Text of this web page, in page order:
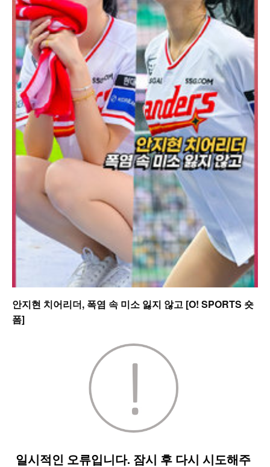
안지현 치어리더, 폭염 속 미소 잃지 않고 [O! SPORTS 숏
폼]